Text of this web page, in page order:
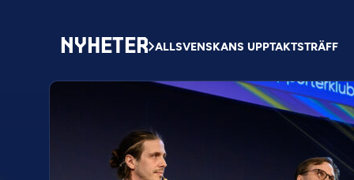
NYHETER ALLSVENSKANS UPPTAKTSTRÄFF